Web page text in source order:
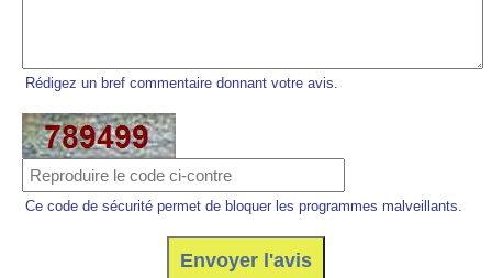
Rédigez un bref commentaire donnant votre avis.
Ce code de sécurité permet de bloquer les programmes malveillants.